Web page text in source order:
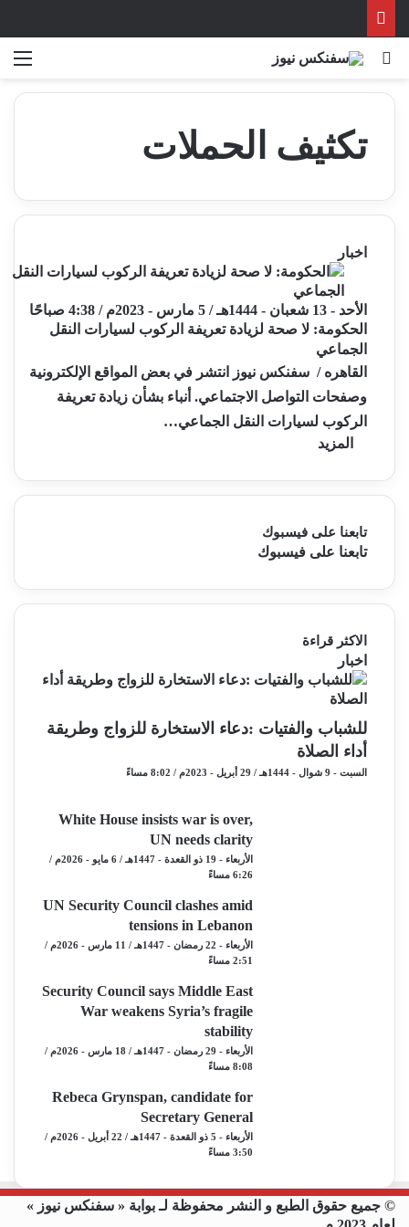
بحث عن
تكثيف الحملات
اخبار
الأحد - 13 شعبان - 1444هـ / 5 مارس - 2023م / 4:38 صباحًا
الحكومة: لا صحة لزيادة تعريفة الركوب لسيارات النقل
الجماعي
القاهره / سفنكس نيوز انتشر في بعض المواقع الإلكترونية
وصفحات التواصل الاجتماعي. أنباء بشأن زيادة تعريفة
الركوب لسيارات النقل الجماعي…
المزيد
تابعنا على فيسبوك
تابعنا على فيسبوك
الاكثر قراءة
اخبار
للشباب والفتيات :دعاء الاستخارة للزواج وطريقة
أداء الصلاة
السبت - 9 شوال - 1444هـ / 29 أبريل - 2023م / 8:02 مساءً
White House insists war is over,
UN needs clarity
الأربعاء - 19 ذو القعدة - 1447هـ / 6 مايو - 2026م /
6:26 مساءً
UN Security Council clashes amid
tensions in Lebanon
الأربعاء - 22 رمضان - 1447هـ / 11 مارس - 2026م /
2:51 مساءً
Security Council says Middle East
War weakens Syria’s fragile
stability
الأربعاء - 29 رمضان - 1447هـ / 18 مارس - 2026م /
8:08 مساءً
Rebeca Grynspan, candidate for
Secretary General
الأربعاء - 5 ذو القعدة - 1447هـ / 22 أبريل - 2026م /
3:50 مساءً
© جميع حقوق الطبع و النشر محفوظة لـ بوابة « سفنكس نيوز »